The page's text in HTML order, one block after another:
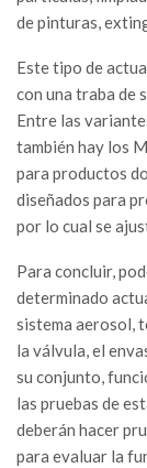
de pinturas,
Este tipo de
con una traba de
Entre las
también hay los
para productos
diseñados para
por lo cual se
Para concluir,
determinado
sistema aerosol,
la válvula, el
su conjunto,
las pruebas de
deberán hacer
para evaluar la